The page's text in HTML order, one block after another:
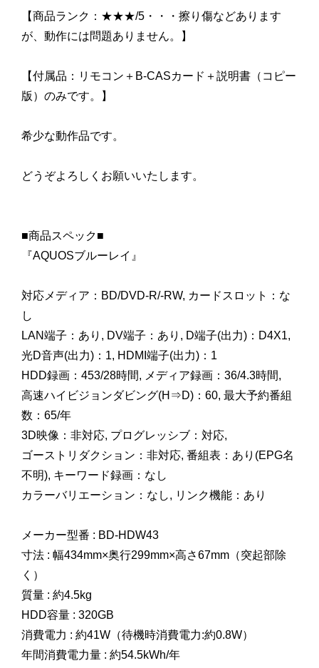
【商品ランク：★★★/5・・・擦り傷などあります
が、動作には問題ありません。】
【付属品：リモコン＋B-CASカード＋説明書（コピー
版）のみです。】
希少な動作品です。
どうぞよろしくお願いいたします。
■商品スペック■
『AQUOSブルーレイ』
対応メディア：BD/DVD-R/-RW, カードスロット：な
し
LAN端子：あり, DV端子：あり, D端子(出力)：D4X1,
光D音声(出力)：1, HDMI端子(出力)：1
HDD録画：453/28時間, メディア録画：36/4.3時間,
高速ハイビジョンダビング(H⇒D)：60, 最大予約番組
数：65/年
3D映像：非対応, プログレッシブ：対応,
ゴーストリダクション：非対応, 番組表：あり(EPG名
不明), キーワード録画：なし
カラーバリエーション：なし, リンク機能：あり
メーカー型番 : BD-HDW43
寸法 : 幅434mm×奥行299mm×高さ67mm（突起部除
く）
質量 : 約4.5kg
HDD容量 : 320GB
消費電力 : 約41W（待機時消費電力:約0.8W）
年間消費電力量 : 約54.5kWh/年